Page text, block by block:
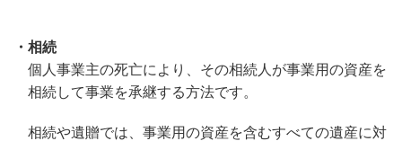
・相続
個人事業主の死亡により、その相続人が事業用の資産を
相続して事業を承継する方法です。
相続や遺贈では、事業用の資産を含むすべての遺産に対